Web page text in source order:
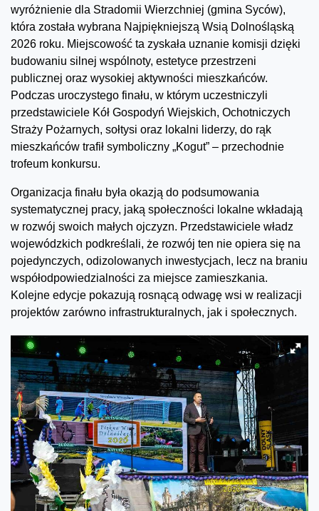
wyróżnienie dla Stradomii Wierzchniej (gmina Syców),
która została wybrana Najpiękniejszą Wsią Dolnośląską
2026 roku. Miejscowość ta zyskała uznanie komisji dzięki
budowaniu silnej wspólnoty, estetyce przestrzeni
publicznej oraz wysokiej aktywności mieszkańców.
Podczas uroczystego finału, w którym uczestniczyli
przedstawiciele Kół Gospodyń Wiejskich, Ochotniczych
Straży Pożarnych, sołtysi oraz lokalni liderzy, do rąk
mieszkańców trafił symboliczny „Kogut” – przechodnie
trofeum konkursu.
Organizacja finału była okazją do podsumowania
systematycznej pracy, jaką społeczności lokalne wkładają
w rozwój swoich małych ojczyzn. Przedstawiciele władz
wojewódzkich podkreślali, że rozwój ten nie opiera się na
pojedynczych, odizolowanych inwestycjach, lecz na braniu
współodpowiedzialności za miejsce zamieszkania.
Kolejne edycje pokazują rosnącą odwagę wsi w realizacji
projektów zarówno infrastrukturalnych, jak i społecznych.